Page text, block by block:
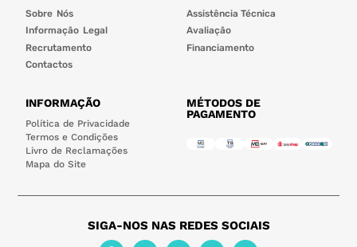
Sobre Nós
Informação Legal
Recrutamento
Contactos
Assistência Técnica
Avaliação
Financiamento
INFORMAÇÃO
Política de Privacidade
Termos e Condições
Livro de Reclamações
Mapa do Site
MÉTODOS DE
PAGAMENTO
SIGA-NOS NAS REDES SOCIAIS